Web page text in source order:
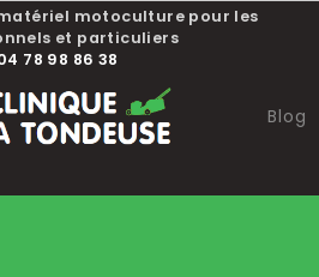
motoculture pour les
et particuliers
78 98 86 38
Blog